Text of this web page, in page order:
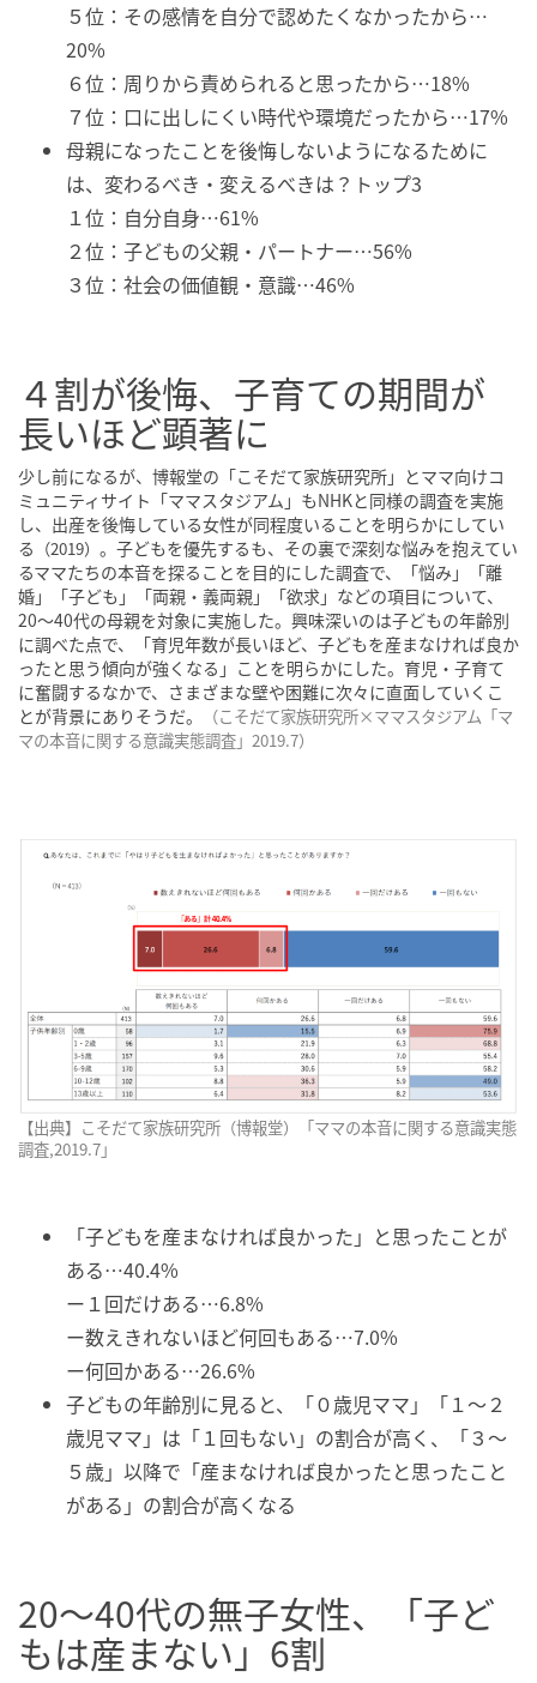
５位：その感情を自分で認めたくなかったから…
20%
６位：周りから責められると思ったから…18%
７位：口に出しにくい時代や環境だったから…17%
母親になったことを後悔しないようになるために
は、変わるべき・変えるべきは？トップ3
１位：自分自身…61%
２位：子どもの父親・パートナー…56%
３位：社会の価値観・意識…46%
４割が後悔、子育ての期間が
長いほど顕著に
少し前になるが、博報堂の「こそだて家族研究所」とママ向けコ
ミュニティサイト「ママスタジアム」もNHKと同様の調査を実施
し、出産を後悔している女性が同程度いることを明らかにしてい
る （2019） 。子どもを優先するも、その裏で深刻な悩みを抱えてい
るママたちの本音を探ることを目的にした調査で、「悩み」「離
婚」「子ども」「両親・義両親」「欲求」などの項目について、
20〜40代の母親を対象に実施した。興味深いのは子どもの年齢別
に調べた点で、「育児年数が長いほど、子どもを産まなければ良か
ったと思う傾向が強くなる」ことを明らかにした。育児・子育て
に奮闘するなかで、さまざまな壁や困難に次々に直面していくこ
とが背景にありそうだ。
（こそだて家族研究所×ママスタジアム「マ
マの本音に関する意識実態調査」2019.7）
【出典】こそだて家族研究所（博報堂）「ママの本音に関する意識実態
調査,2019.7」
「子どもを産まなければ良かった」と思ったことが
ある…40.4%
ー１回だけある…6.8%
ー数えきれないほど何回もある…7.0%
ー何回かある…26.6%
子どもの年齢別に見ると、「０歳児ママ」「１〜２
歳児ママ」は「１回もない」の割合が高く、「３〜
５歳」以降で「産まなければ良かったと思ったこと
がある」の割合が高くなる
20〜40代の無子女性、「子ど
もは産まない」6割